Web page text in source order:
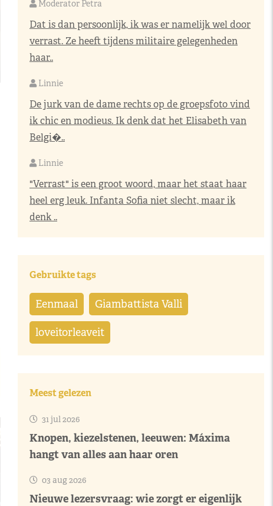
Moderator Petra
Dat is dan persoonlijk, ik was er namelijk wel door
verrast. Ze heeft tijdens militaire gelegenheden
haar..
Linnie
De jurk van de dame rechts op de groepsfoto vind
ik chic en modieus. Ik denk dat het Elisabeth van
Belgi�..
Linnie
"Verrast" is een groot woord, maar het staat haar
heel erg leuk. Infanta Sofia niet slecht, maar ik
denk ..
Gebruikte tags
Eenmaal Giambattista Valli
loveitorleaveit
Meest gelezen
31 jul 2026
Knopen, kiezelstenen, leeuwen: Máxima
hangt van alles aan haar oren
03 aug 2026
Nieuwe lezersvraag: wie zorgt er eigenlijk